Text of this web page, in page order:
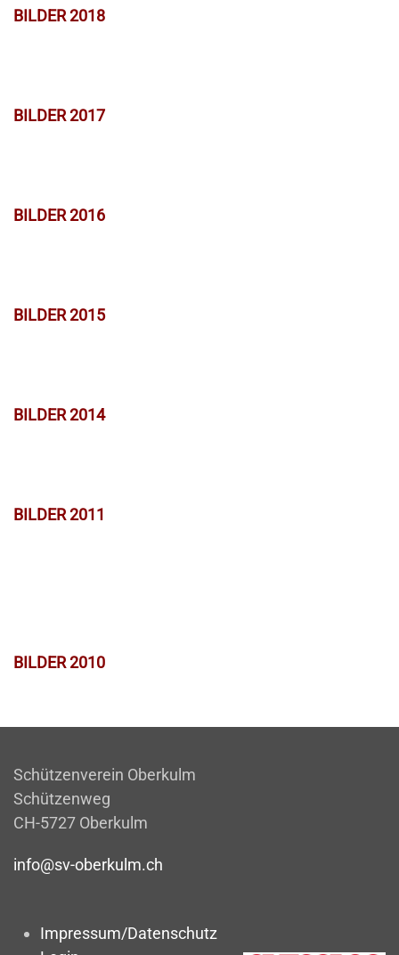
BILDER 2018
BILDER 2017
BILDER 2016
BILDER 2015
BILDER 2014
BILDER 2011
BILDER 2010
Schützenverein Oberkulm
Schützenweg
CH-5727 Oberkulm
info@sv-oberkulm.ch
Impressum/Datenschutz